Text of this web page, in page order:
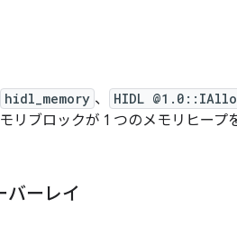
hidl_memory 、 HIDL
リブロックが 1 つのメモリヒー
バーレイ